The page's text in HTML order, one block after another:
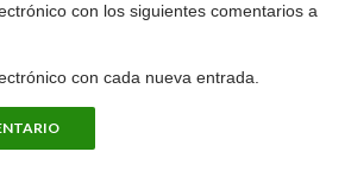
con los siguientes comentarios a
con cada nueva entrada.